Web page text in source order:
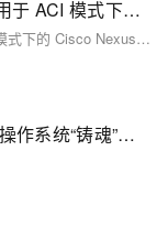
Cisco NX-OS ACI 16.1(4h)F 发布 - 适用于 ACI 模式下的 Cisco Nexus 9000 系列交换机系统软件
Cisco NX-OS ACI 16.1(4h)F 发布 - 适用于 ACI 模式下的 Cisco Nexus 9000 系列交换机系统软件
龙蜥开发者说：一位开源贡献者的国产操作系统“铸魂”历程 | 第 33 期